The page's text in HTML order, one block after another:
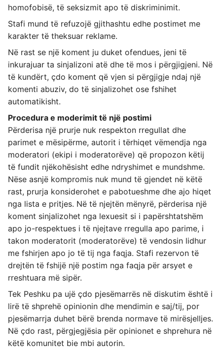
homofobisë, të seksizmit apo të diskriminimit.
Stafi mund të refuzojë gjithashtu edhe postimet me
karakter të theksuar reklame.
Në rast se një koment ju duket ofendues, jeni të
inkurajuar ta sinjalizoni atë dhe të mos i përgjigjeni. Në
të kundërt, çdo koment që vjen si përgjigje ndaj një
komenti abuziv, do të sinjalizohet ose fshihet
automatikisht.
Procedura e moderimit të një postimi
Përderisa një prurje nuk respekton rregullat dhe
parimet e mësipërme, autorit i tërhiqet vëmendja nga
moderatori (ekipi i moderatorëve) që propozon këtij
të fundit njëkohësisht edhe ndryshimet e mundshme.
Nëse asnjë kompromis nuk mund të gjendet në këtë
rast, prurja konsiderohet e pabotueshme dhe ajo hiqet
nga lista e pritjes. Në të njejtën mënyrë, përderisa një
koment sinjalizohet nga lexuesit si i papërshtatshëm
apo jo-respektues i të njejtave rregulla apo parime, i
takon moderatorit (moderatorëve) të vendosin lidhur
me fshirjen apo jo të tij nga faqja. Stafi rezervon të
drejtën të fshijë një postim nga faqja për arsyet e
rreshtuara më sipër.
Tek Peshku pa ujë çdo pjesëmarrës në diskutim është i
lirë të shprehë opinionin dhe mendimin e saj/tij, por
pjesëmarrja duhet bërë brenda normave të mirësjelljes.
Në çdo rast, përgjegjësia për opinionet e shprehura në
këtë komunitet bie mbi autorin.